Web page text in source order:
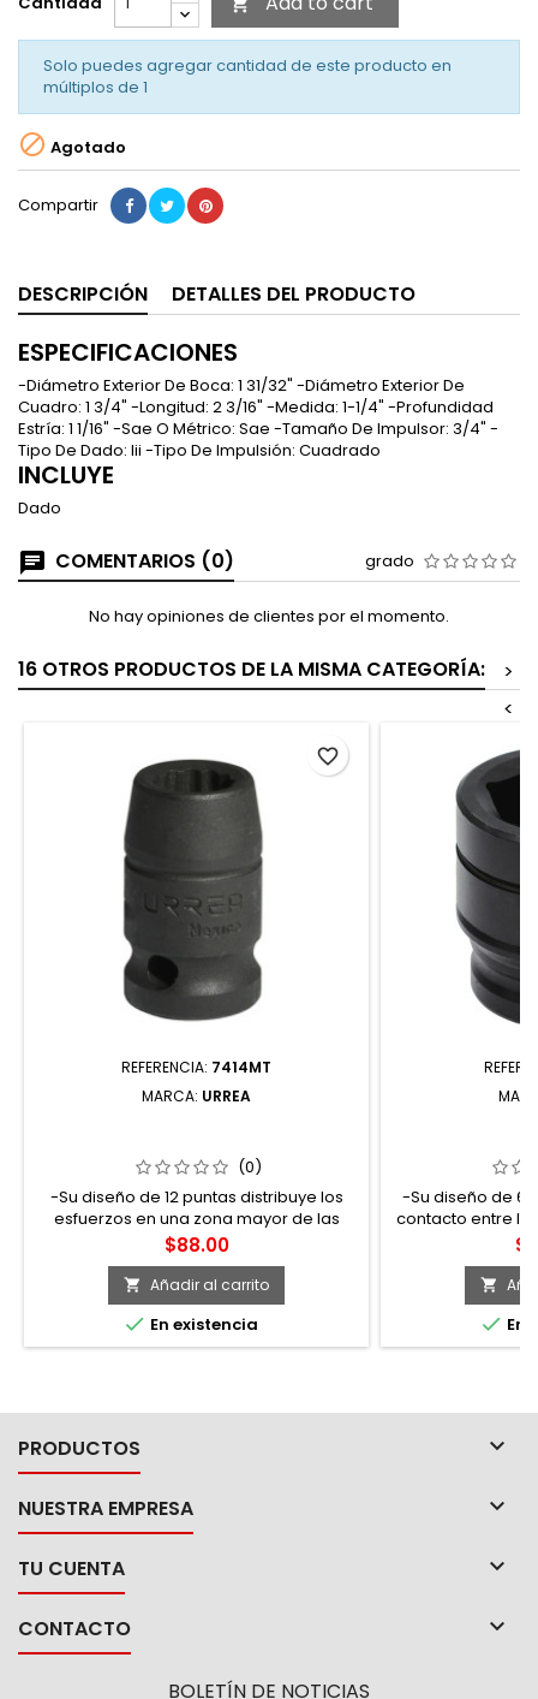
Solo puedes agregar cantidad de este producto en
múltiplos de 1
 Agotado
Compartir
DESCRIPCIÓN DETALLES DEL PRODUCTO
ESPECIFICACIONES
-Diámetro Exterior De Boca: 1 31/32" -Diámetro Exterior De
Cuadro: 1 3/4" -Longitud: 2 3/16" -Medida: 1-1/4" -Profundidad
Estría: 1 1/16" -Sae O Métrico: Sae -Tamaño De Impulsor: 3/4" -
Tipo De Dado: Iii -Tipo De Impulsión: Cuadrado
INCLUYE
Dado
COMENTARIOS (0) grado
No hay opiniones de clientes por el momento.
16 OTROS PRODUCTOS DE LA MISMA CATEGORÍA:
>
<
REFERENCIA: 7414MT
MARCA: URREA
URREA
(0)
-Su diseño de 12 puntas distribuye los
esfuerzos en una zona mayor de las
caras activas de la tuerca, más hacia el
centro, no en las aristas, los esfuerzos se
distribuyen en los lóbulos de la
geometría, permite mayor rapidez para
embonar en tuercas y/o tornillos
hexagonales y cuadrados, gracias a su
Precio
$88.00
 Añadir al carrito
 En existencia
favorite_border
-Su diseño de 6
contacto entre
y/o tornillo
lobular

 En
PRODUCTOS 
NUESTRA EMPRESA 
TU CUENTA 
CONTACTO 
BOLETÍN DE NOTICIAS